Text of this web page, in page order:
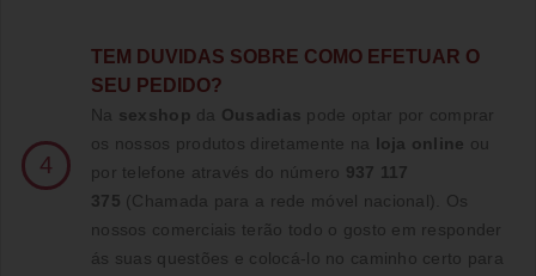
4
TE M DUVIDAS SOBRE COMO EFETUAR O
SEU PEDIDO?
Na sexshop da Ousadias pode optar por comprar
os nossos produtos diretamente na loja online ou
por telefone através do número 937 117
375 (Chamada para a rede móvel nacional)
. Os
nossos comerciais terão todo o gosto em responder
ás suas questões e colocá-lo no caminho certo para